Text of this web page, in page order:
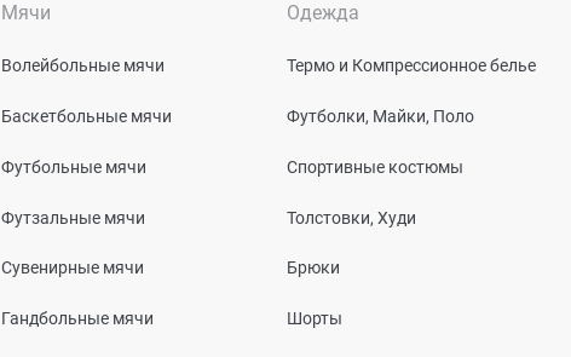
Мячи
Волейбольные мячи
Баскетбольные мячи
Футбольные мячи
Футзальные мячи
Сувенирные мячи
Гандбольные мячи
Одежда
Термо и Компрессионное белье
Футболки, Майки, Поло
Спортивные костюмы
Толстовки, Худи
Брюки
Шорты